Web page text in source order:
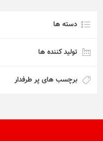
دسته ها
تولید کننده ها
برچسب های پر طرفدار